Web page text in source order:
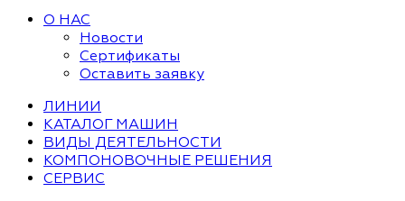
О НАС
Новости
Сертификаты
Оставить заявку
ЛИНИИ
КАТАЛОГ МАШИН
ВИДЫ ДЕЯТЕЛЬНОСТИ
КОМПОНОВОЧНЫЕ РЕШЕНИЯ
СЕРВИС